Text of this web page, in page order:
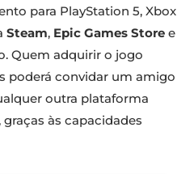
para PlayStation 5, Xbox
Steam, Epic Games Store e
Quem adquirir o jogo
poderá convidar um amigo
outra plataforma
às capacidades